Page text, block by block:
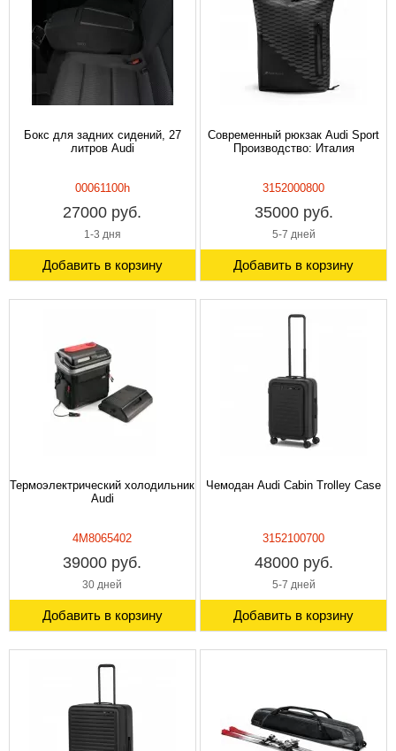
Бокс для задних сидений, 27
литров Audi
00061100h
27000 руб.
1-3 дня
Добавить в корзину
Современный рюкзак Audi Sport
Производство: Италия
3152000800
35000 руб.
5-7 дней
Добавить в корзину
Термоэлектрический холодильник
Audi
4M8065402
39000 руб.
30 дней
Добавить в корзину
Чемодан Audi Cabin Trolley Case
3152100700
48000 руб.
5-7 дней
Добавить в корзину